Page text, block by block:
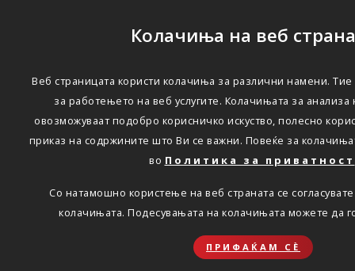
Колачиња на веб
Веб страницата користи колачиња за различни намени.
за работењето на веб услугите. Колачињата за
овозможуваат подобро корисничко искуство, полесно
приказ на содржините што Ви се важни. Повеќе за
во Политика за приватност
Со натамошно користење на веб страната се
колачињата. Подесувањата на колачињата можете да
ПРИФАЌАМ СЀ
Многу добри резултати
остварени во 2025
година; на акционерите
ќе им биде предложена
дивиденда што е за 7%
повисока од минатата